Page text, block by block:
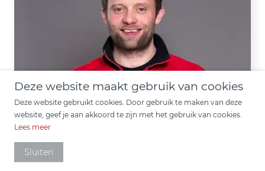
Deze website maakt gebruik van cookies
Deze website gebruikt cookies. Door gebruik te maken van deze
website, geef je aan akkoord te zijn met het gebruik van cookies.
Lees meer
Sluiten